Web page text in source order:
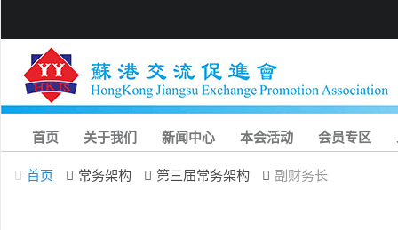
首页 关于我们 新闻中心 本会活动 会员专区
首页 常务架构 第三届常务架构 副财务长